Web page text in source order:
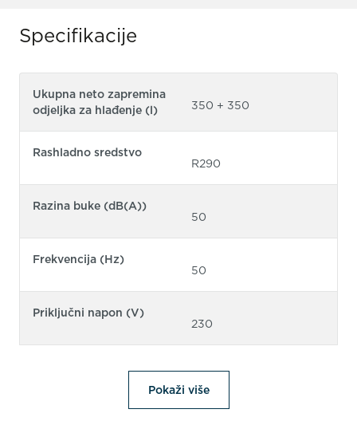
Specifikacije
Ukupna neto zapremina
odjeljka za hlađenje (l)
350 + 350
Rashladno sredstvo
R290
Razina buke (dB(A))
50
Frekvencija (Hz)
50
Priključni napon (V)
230
Pokaži više